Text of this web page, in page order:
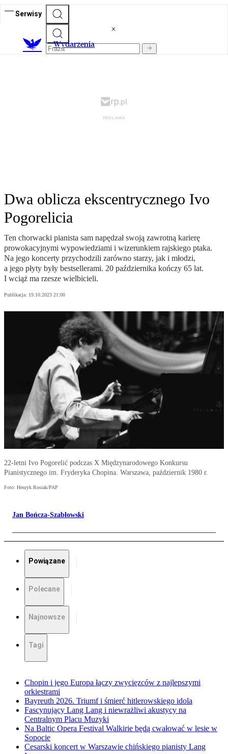
Serwisy
Wydarzenia
Dwa oblicza ekscentrycznego Ivo
Pogorelicia
Ten chorwacki pianista sam napędzał swoją zawrotną karierę
prowokacyjnymi wypowiedziami i wizerunkiem rajskiego ptaka.
Na jego koncerty przychodzili zarówno starzy, jak i młodzi,
a jego płyty były bestsellerami. 20 października kończy 65 lat.
I wciąż ma rzesze wielbicieli.
Publikacja: 19.10.2023 21:00
22-letni Ivo Pogorelić podczas X Międzynarodowego Konkursu
Pianistycznego im. Fryderyka Chopina. Warszawa, październik 1980 r.
Foto: Henryk Rosiak/PAP
Jan Bończa-Szabłowski
Powiązane
Polecane
Najnowsze
Tagi
Chopin i jego Europa łączy zwycięzców z najlepszymi
orkiestrami
Bayreuth 2026. Triumf i śmierć hitlerowskiego idola
Fascynujący Lang Lang i niewrażliwi akustycy na
Centralnym Placu Muzyki
Na Baltic Opera Festival Walkirie będą cwałować w lesie w
Sopocie
Cesarski koncert w Warszawie chińskiego pianisty Lang